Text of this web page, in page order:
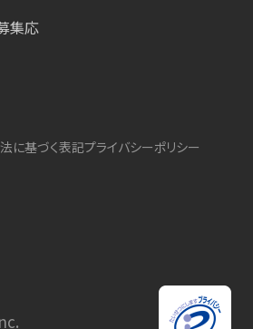
集応
に基づく表記プライバシーポリシー